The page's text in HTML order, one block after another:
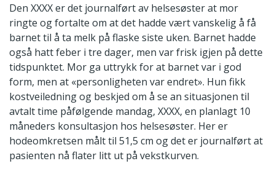
Den XXXX er det journalført av helsesøster at mor
ringte og fortalte om at det hadde vært vanskelig å få
barnet til å ta melk på flaske siste uken. Barnet hadde
også hatt feber i tre dager, men var frisk igjen på dette
tidspunktet. Mor ga uttrykk for at barnet var i god
form, men at «personligheten var endret». Hun fikk
kostveiledning og beskjed om å se an situasjonen til
avtalt time påfølgende mandag, XXXX, en planlagt 10
måneders konsultasjon hos helsesøster. Her er
hodeomkretsen målt til 51,5 cm og det er journalført at
pasienten nå flater litt ut på vekstkurven.